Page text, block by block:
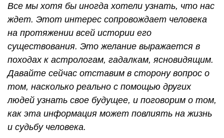
Все мы хотя бы иногда хотели узнать, что нас
ждет. Этот интерес сопровождает человека
на протяжении всей истории его
существования. Это желание выражается в
походах к астрологам, гадалкам, ясновидящим.
Давайте сейчас отставим в сторону вопрос о
том, насколько реально с помощью других
людей узнать свое будущее, и поговорим о том,
как эта информация может повлиять на жизнь
и судьбу человека.